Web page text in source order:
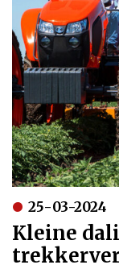
25-03-2024
Kleine